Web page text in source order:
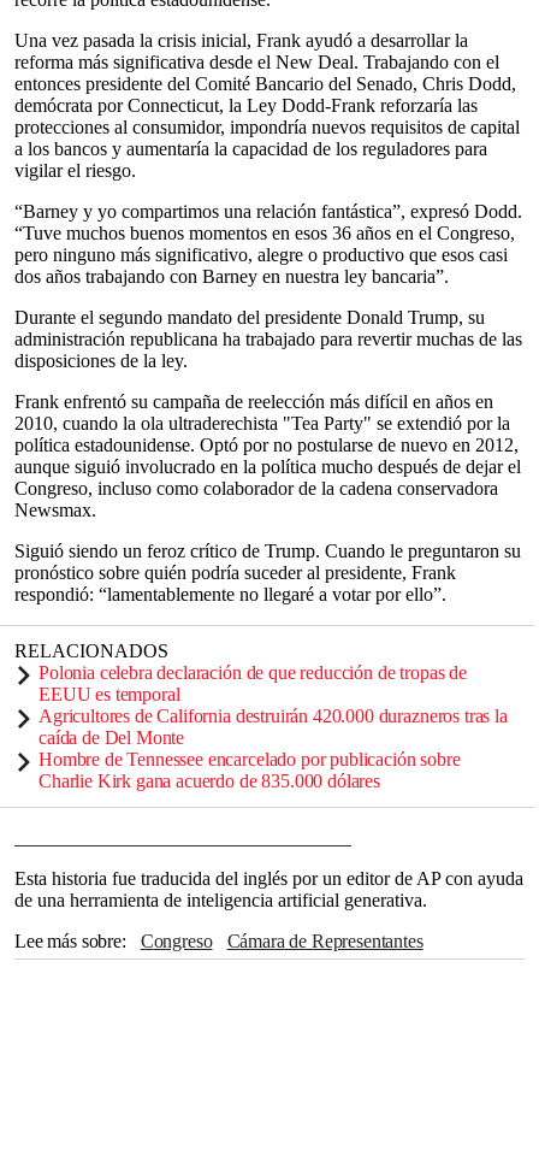
Una vez pasada la crisis inicial, Frank ayudó a desarrollar la
reforma más significativa desde el New Deal. Trabajando con el
entonces presidente del Comité Bancario del Senado, Chris Dodd,
demócrata por Connecticut, la Ley Dodd-Frank reforzaría las
protecciones al consumidor, impondría nuevos requisitos de capital
a los bancos y aumentaría la capacidad de los reguladores para
vigilar el riesgo.
“Barney y yo compartimos una relación fantástica”, expresó Dodd.
“Tuve muchos buenos momentos en esos 36 años en el Congreso,
pero ninguno más significativo, alegre o productivo que esos casi
dos años trabajando con Barney en nuestra ley bancaria”.
Durante el segundo mandato del presidente Donald Trump, su
administración republicana ha trabajado para revertir muchas de las
disposiciones de la ley.
Frank enfrentó su campaña de reelección más difícil en años en
2010, cuando la ola ultraderechista "Tea Party" se extendió por la
política estadounidense. Optó por no postularse de nuevo en 2012,
aunque siguió involucrado en la política mucho después de dejar el
Congreso, incluso como colaborador de la cadena conservadora
Newsmax.
Siguió siendo un feroz crítico de Trump. Cuando le preguntaron su
pronóstico sobre quién podría suceder al presidente, Frank
respondió: “lamentablemente no llegaré a votar por ello”.
RELACIONADOS
Polonia celebra declaración de que reducción de tropas de
EEUU es temporal
Agricultores de California destruirán 420.000 durazneros tras la
caída de Del Monte
Hombre de Tennessee encarcelado por publicación sobre
Charlie Kirk gana acuerdo de 835.000 dólares
Esta historia fue traducida del inglés por un editor de AP con ayuda
de una herramienta de inteligencia artificial generativa.
Lee más sobre
Congreso
Cámara de Representantes